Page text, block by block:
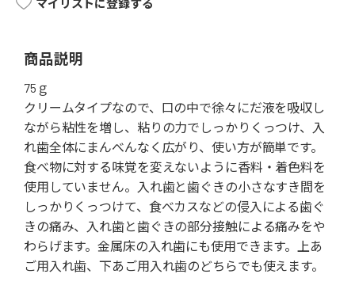
マイリストに登録する
商品説明
75ｇ
クリームタイプなので、口の中で徐々にだ液を吸収し
ながら粘性を増し、粘りの力でしっかりくっつけ、入
れ歯全体にまんべんなく広がり、使い方が簡単です。
食べ物に対する味覚を変えないように香料・着色料を
使用していません。入れ歯と歯ぐきの小さなすき間を
しっかりくっつけて、食べカスなどの侵入による歯ぐ
きの痛み、入れ歯と歯ぐきの部分接触による痛みをや
わらげます。金属床の入れ歯にも使用できます。上あ
ご用入れ歯、下あご用入れ歯のどちらでも使えます。